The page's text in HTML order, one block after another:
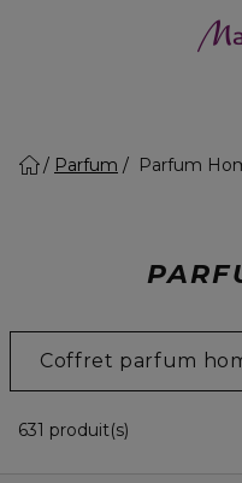
Parfum Parfum
Coffret parfum
631 produit(s)